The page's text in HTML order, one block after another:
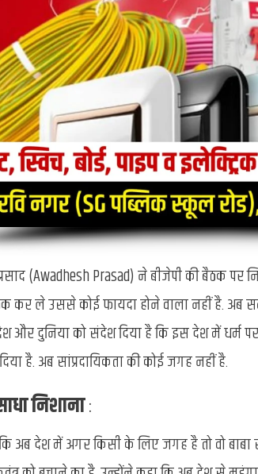
(Awadhesh Prasad) ने बीजेपी की बैठक पर
कर ले उससे कोई फायदा होने वाला नहीं है. अब
दुनिया को संदेश दिया है कि इस देश में धर्म पर
है. अब सांप्रदायिकता की कोई जगह नहीं है.
निशाना:
अब देश में अगर किसी के लिए जगह है तो वो